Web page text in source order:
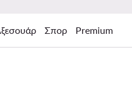
Σπορ Premium